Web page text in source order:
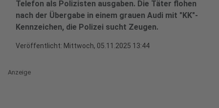
Telefon als Polizisten ausgaben. Die Täter flohen
nach der Übergabe in einem grauen Audi mit "KK"-
Kennzeichen, die Polizei sucht Zeugen.
Veröffentlicht: Mittwoch, 05.11.2025 13:44
Anzeige